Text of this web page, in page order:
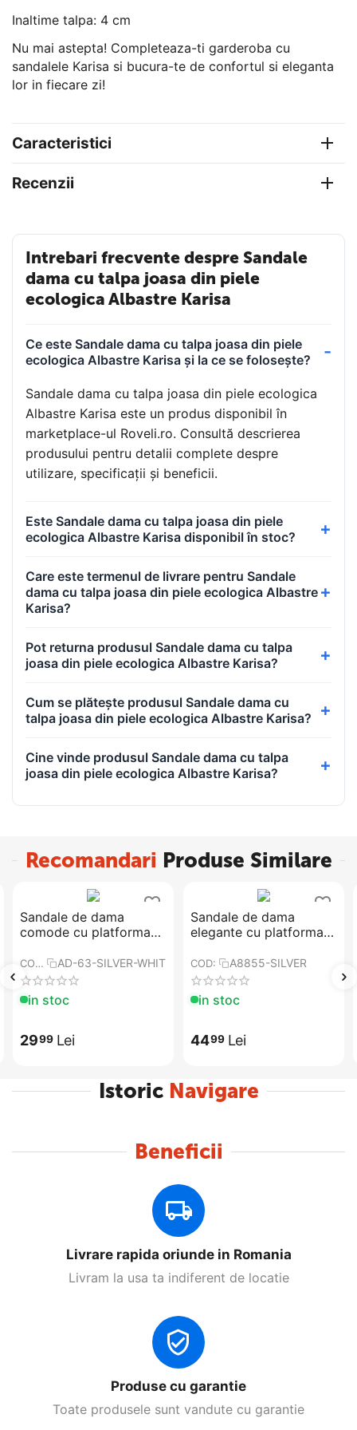
Inaltime talpa: 4 cm
Nu mai astepta! Completeaza-ti garderoba cu
sandalele Karisa si bucura-te de confortul si eleganta
lor in fiecare zi!
Caracteristici
Recenzii
Intrebari frecvente despre Sandale
dama cu talpa joasa din piele
ecologica Albastre Karisa
Ce este Sandale dama cu talpa joasa din piele
ecologica Albastre Karisa și la ce se folosește?
Sandale dama cu talpa joasa din piele ecologica
Albastre Karisa este un produs disponibil în
marketplace-ul Roveli.ro. Consultă descrierea
produsului pentru detalii complete despre
utilizare, specificații și beneficii.
Este Sandale dama cu talpa joasa din piele
ecologica Albastre Karisa disponibil în stoc?
Care este termenul de livrare pentru Sandale
dama cu talpa joasa din piele ecologica Albastre
Karisa?
Pot returna produsul Sandale dama cu talpa
joasa din piele ecologica Albastre Karisa?
Cum se plătește produsul Sandale dama cu
talpa joasa din piele ecologica Albastre Karisa?
Cine vinde produsul Sandale dama cu talpa
joasa din piele ecologica Albastre Karisa?
Recomandari Produse Similare
Sandale de dama
comode cu platforma​
COD: AD-63-SILVER-WHITE
in stoc
2999 Lei
Sandale de dama
elegante cu platforma
subtire A8855-SILVER
COD: A8855-SILVER
in stoc
4499 Lei
Istoric Navigare
Beneficii
Livrare rapida oriunde in Romania
Livram la usa ta indiferent de locatie
Produse cu garantie
Toate produsele sunt vandute cu garantie